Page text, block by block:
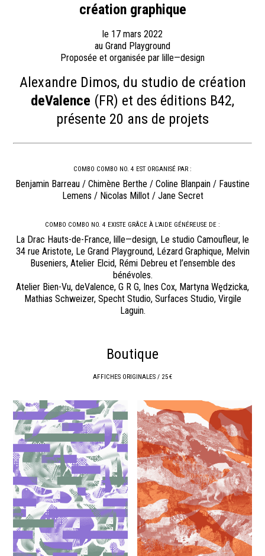
création graphique
le 17 mars 2022
au Grand Playground
Proposée et organisée par lille—design
Alexandre Dimos, du studio de création
deValence (FR) et des éditions B42,
présente 20 ans de projets
COMBO COMBO NO. 4 EST ORGANISÉ PAR :
Benjamin Barreau / Chimène Berthe / Coline Blanpain / Faustine
Lemens / Nicolas Millot / Jane Secret
COMBO COMBO NO. 4 EXISTE GRÂCE À L’AIDE GÉNÉREUSE DE :
La Drac Hauts-de-France, lille—design, Le studio Camoufleur, le
34 rue Aristote, Le Grand Playground, Lézard Graphique, Melvin
Buseniers, Atelier Elcid, Rémi Debreu et l’ensemble des
bénévoles.
Atelier Bien-Vu, deValence, G R G, Ines Cox, Martyna Wędzicka,
Mathias Schweizer, Specht Studio, Surfaces Studio, Virgile
Laguin.
Boutique
AFFICHES ORIGINALES / 25 €